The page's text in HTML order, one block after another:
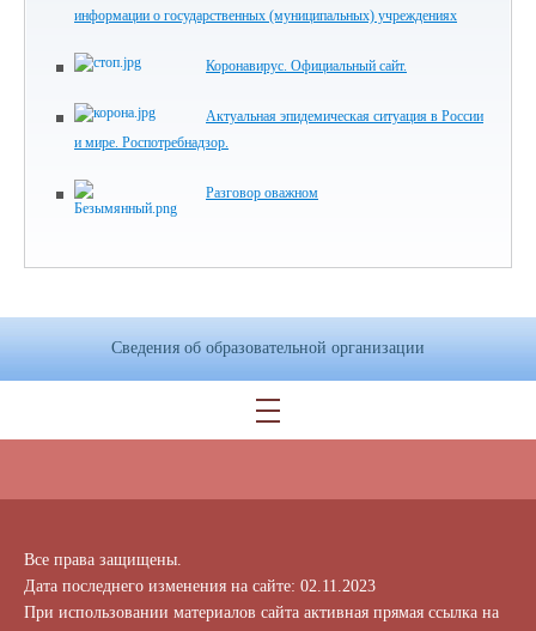
информации о государственных (муниципальных) учреждениях
Коронавирус. Официальный сайт.
Актуальная эпидемическая ситуация в России
и мире. Роспотребнадзор.
Разговор оважном
Сведения об образовательной организации
Все права защищены.
Дата последнего изменения на сайте: 02.11.2023
При использовании материалов сайта активная прямая ссылка на